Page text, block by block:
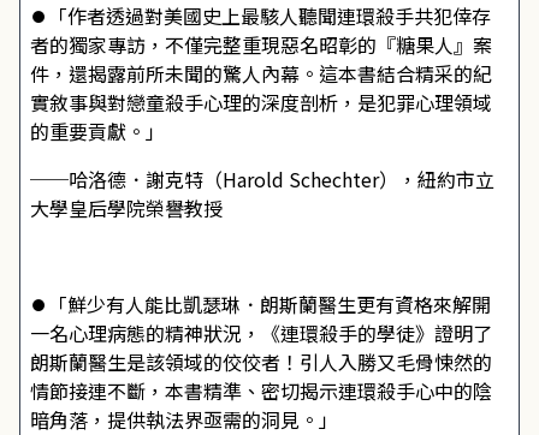
⏺「作者透過對美國史上最駭人聽聞連環殺手共犯倖存
者的獨家專訪，不僅完整重現惡名昭彰的『糖果人』案
件，還揭露前所未聞的驚人內幕。這本書結合精采的紀
實敘事與對戀童殺手心理的深度剖析，是犯罪心理領域
的重要貢獻。」
──哈洛德．謝克特（Harold Schechter），紐約市立
大學皇后學院榮譽教授
⏺「鮮少有人能比凱瑟琳．朗斯蘭醫生更有資格來解開
一名心理病態的精神狀況，《連環殺手的學徒》證明了
朗斯蘭醫生是該領域的佼佼者！引人入勝又毛骨悚然的
情節接連不斷，本書精準、密切揭示連環殺手心中的陰
暗角落，提供執法界亟需的洞見。」